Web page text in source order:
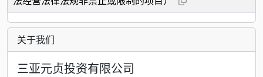
关于我们
三亚元贞投资有限公司